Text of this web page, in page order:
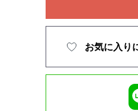
お気に入り